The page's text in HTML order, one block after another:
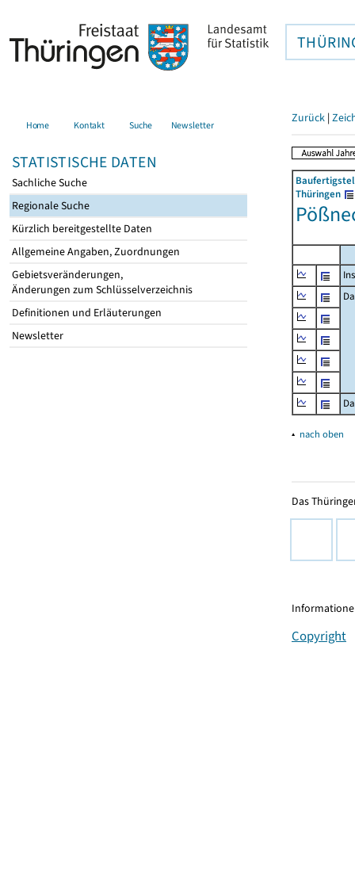
Home Kontakt Suche Newsletter
STATISTISCHE DATEN
Sachliche Suche
Regionale Suche
Kürzlich bereitgestellte Daten
Allgemeine Angaben, Zuordnungen
Gebietsveränderungen,
Änderungen zum Schlüsselverzeichnis
Definitionen und Erläuterungen
Newsletter
Zurück |
Thüringen
▴ nach oben
Das
Copyright